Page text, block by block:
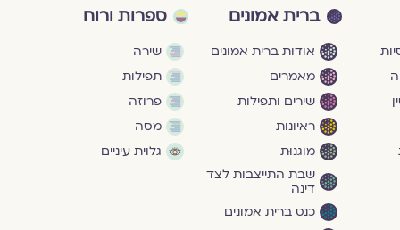
ברית אמונים
אודות ברית אמונים
מאמרים
שירים ותפילות
ראיונות
מוגנוּת
שבת התייצבות לצד
דינה
כנס ברית אמונים
ספרות ורוח
שירה
תפילות
פרוזה
מסה
גלוית עיניים